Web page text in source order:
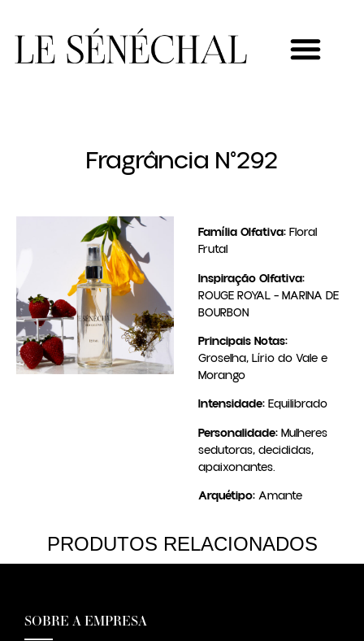
Fragrância N°292
Família Olfativa: Floral
Frutal
Inspiração Olfativa:
ROUGE ROYAL – MARINA DE
BOURBON
Principais Notas:
Groselha, Lírio do Vale e
Morango
Intensidade: Equilibrado
Personalidade: Mulheres
sedutoras, decididas,
apaixonantes.
Arquétipo: Amante
PRODUTOS RELACIONADOS
SOBRE A EMPRESA